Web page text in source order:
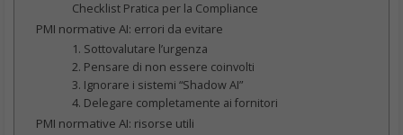
Checklist Pratica per la Compliance
PMI normative AI: errori da evitare
1. Sottovalutare l’urgenza
2. Pensare di non essere coinvolti
3. Ignorare i sistemi “Shadow AI”
4. Delegare completamente ai fornitori
PMI normative AI: risorse utili